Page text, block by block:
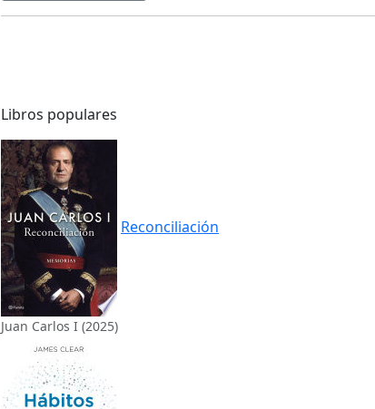
Libros populares
Reconciliación
Juan Carlos I (2025)